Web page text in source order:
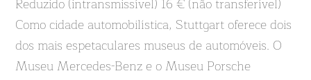
Reduzido (intransmissível) 16 € (não transferível)
Como cidade automobilística, Stuttgart oferece dois
dos mais espetaculares museus de automóveis. O
Museu Mercedes-Benz e o Museu Porsche